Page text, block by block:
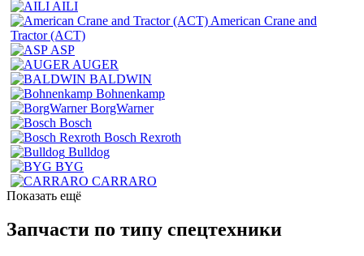
AILI
American Crane and
Tractor (ACT)
ASP
AUGER
BALDWIN
Bohnenkamp
BorgWarner
Bosch
Bosch Rexroth
Bulldog
BYG
CARRARO
Показать ещё
Запчасти по типу спецтехники